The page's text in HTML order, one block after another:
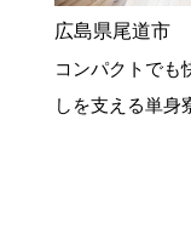
広島県尾道市
コンパクトでも
しを支える単身